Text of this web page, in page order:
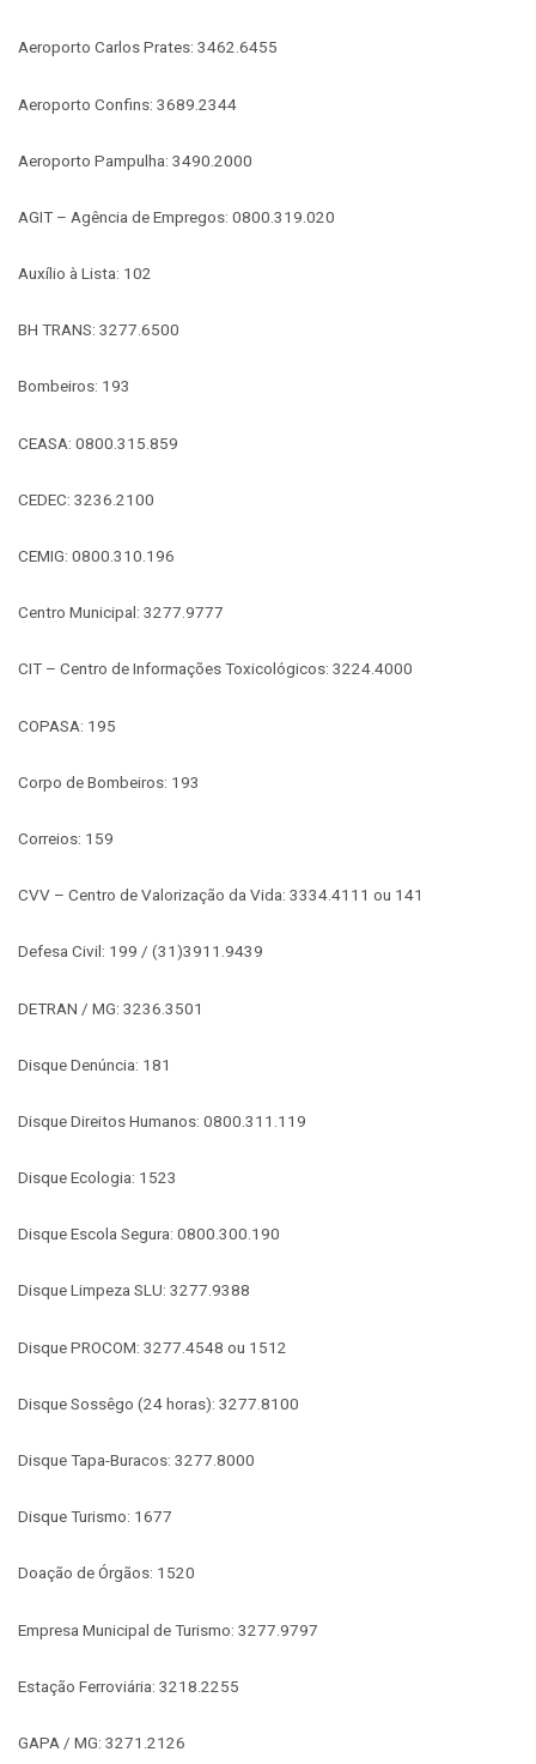
Aeroporto Carlos Prates: 3462.6455
Aeroporto Confins: 3689.2344
Aeroporto Pampulha: 3490.2000
AGIT – Agência de Empregos: 0800.319.020
Auxílio à Lista: 102
BH TRANS: 3277.6500
Bombeiros: 193
CEASA: 0800.315.859
CEDEC: 3236.2100
CEMIG: 0800.310.196
Centro Municipal: 3277.9777
CIT – Centro de Informações Toxicológicos: 3224.4000
COPASA: 195
Corpo de Bombeiros: 193
Correios: 159
CVV – Centro de Valorização da Vida: 3334.4111 ou 141
Defesa Civil: 199 / (31)3911.9439
DETRAN / MG: 3236.3501
Disque Denúncia: 181
Disque Direitos Humanos: 0800.311.119
Disque Ecologia: 1523
Disque Escola Segura: 0800.300.190
Disque Limpeza SLU: 3277.9388
Disque PROCOM: 3277.4548 ou 1512
Disque Sossêgo (24 horas): 3277.8100
Disque Tapa-Buracos: 3277.8000
Disque Turismo: 1677
Doação de Órgãos: 1520
Empresa Municipal de Turismo: 3277.9797
Estação Ferroviária: 3218.2255
GAPA / MG: 3271.2126